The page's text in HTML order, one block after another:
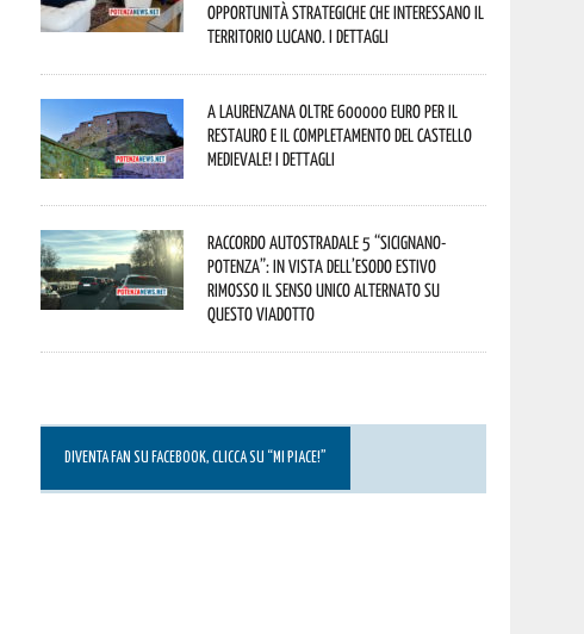
opportunità strategiche che interessano il
territorio lucano. I dettagli
A Laurenzana oltre 600000 euro per il
restauro e il completamento del Castello
Medievale! I dettagli
Raccordo Autostradale 5 “Sicignano-
Potenza”: in vista dell’esodo estivo
rimosso il senso unico alternato su
questo viadotto
DIVENTA FAN SU FACEBOOK, CLICCA SU “MI PIACE!”